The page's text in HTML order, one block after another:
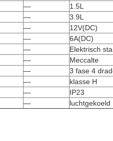
—
1.5L
—
3.9L
—
12V(DC)
—
6A(DC)
— Elektrisch
—
Meccalte
—
3 fase 4
—
klasse H
—
IP23
— luchtgekoeld